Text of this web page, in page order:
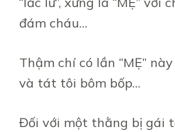
đám cháu…
Thậm chí có lần “MẸ”
và tát tôi bôm bốp…
Đối với một thằng bị gái